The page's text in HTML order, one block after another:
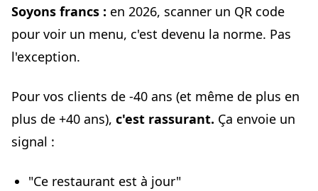
Soyons francs : en 2026, scanner un QR code
pour voir un menu, c'est devenu la norme. Pas
l'exception.
Pour vos clients de -40 ans (et même de plus en
plus de +40 ans), c'est rassurant. Ça envoie un
signal :
"Ce restaurant est à jour"